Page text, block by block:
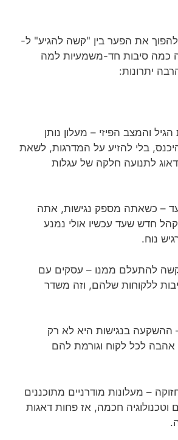
להפוך את הפער בין "קשה להגיע" ל-
כמה סיבות חד-משמעיות למה
יתרונות:
והמצב הפיזי – מעלון נותן
בלי להזיע על המדרגות, לשאת
לתנועה חלקה של עגלות
– כשאתה מספק נגישות, אתה
חדש שעד עכשיו אולי נמנע
נוח.
להתעלם ממנו – עסקים עם
ללקוחות שלהם, וזה משדר
– ההשקעה בנגישות היא לא רק
לכל לקוח וגורמת להם
– מעלונות מודרניים מתוכננים
וטכנולוגיה חכמה, אז פחות דאגות